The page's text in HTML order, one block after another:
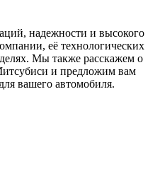
надежности и высокого
её технологических
Мы также расскажем о
и предложим вам
вашего автомобиля.